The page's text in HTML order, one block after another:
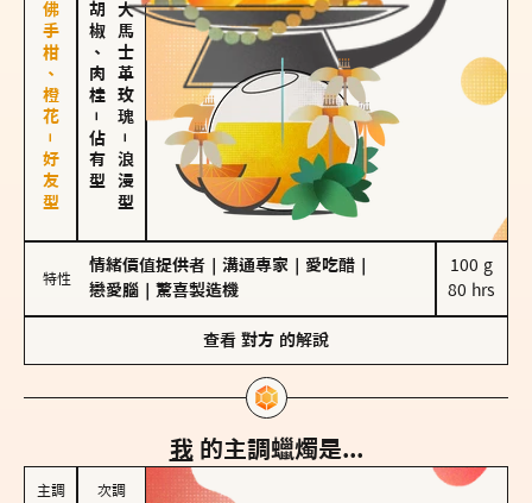
佛手柑、橙花－好友型 胡椒、肉桂
－
佔有型
大馬士革玫瑰
－
浪漫型
特性
情緒價值提供者 溝通專家 愛吃醋
戀愛腦
驚喜製造機
100 g
80 hrs
查看 對方 的解說
我 的主調蠟燭是...
主調 次調